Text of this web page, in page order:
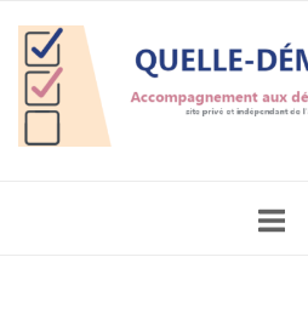
content
Home